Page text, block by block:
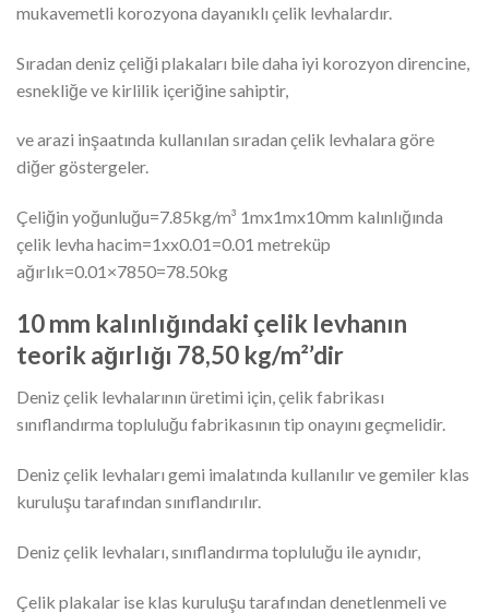
mukavemetli korozyona dayanıklı çelik levhalardır.
Sıradan deniz çeliği plakaları bile daha iyi korozyon direncine,
esnekliğe ve kirlilik içeriğine sahiptir,
ve arazi inşaatında kullanılan sıradan çelik levhalara göre
diğer göstergeler.
Çeliğin yoğunluğu=7.85kg/m³ 1mx1mx10mm kalınlığında
çelik levha hacim=1xx0.01=0.01 metreküp
ağırlık=0.01×7850=78.50kg
10 mm kalınlığındaki çelik levhanın
teorik ağırlığı 78,50 kg/m²’dir
Deniz çelik levhalarının üretimi için, çelik fabrikası
sınıflandırma topluluğu fabrikasının tip onayını geçmelidir.
Deniz çelik levhaları gemi imalatında kullanılır ve gemiler klas
kuruluşu tarafından sınıflandırılır.
Deniz çelik levhaları, sınıflandırma topluluğu ile aynıdır,
Çelik plakalar ise klas kuruluşu tarafından denetlenmeli ve